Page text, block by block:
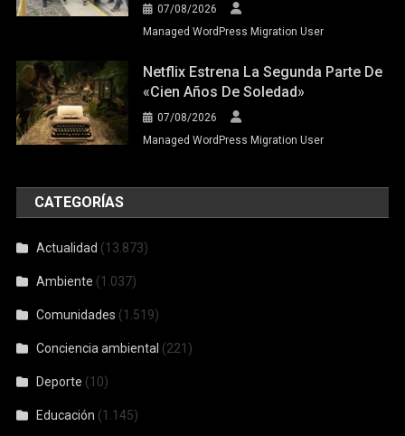
07/08/2026
Managed WordPress Migration User
Netflix Estrena La Segunda Parte De
«Cien Años De Soledad»
07/08/2026
Managed WordPress Migration User
CATEGORÍAS
Actualidad (13.873)
Ambiente (1.037)
Comunidades (1.519)
Conciencia ambiental (221)
Deporte (10)
Educación (1.145)